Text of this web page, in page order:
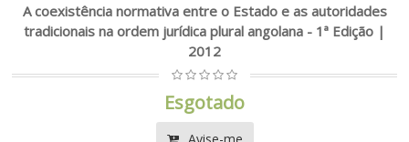
A coexistência normativa entre o Estado e as autoridades
tradicionais na ordem jurídica plural angolana - 1ª Edição |
2012
Esgotado